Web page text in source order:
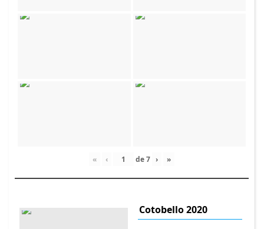
« ‹ de7 › »
Cotobello 2020